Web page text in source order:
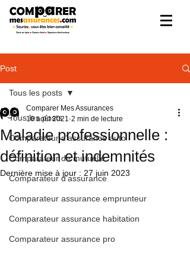
Post
Tous les posts
Comparateur d'assurance auto
Comparateur de mutuelle
Comparateur d'assurance
Comparateur assurance emprunteur
Comparateur assurance habitation
Comparateur assurance pro
Tous les posts
Maladie professionnelle :
définition et indemnités
Comparer Mes Assurances
10 août 2021 2 min de lecture
Dernière mise à jour : 27 juin 2023